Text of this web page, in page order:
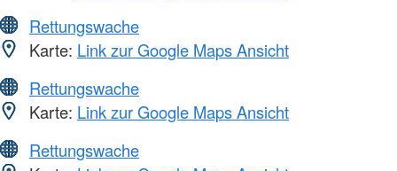
Rettungswache
Karte: Link zur Google Maps Ansicht
Rettungswache
Karte: Link zur Google Maps Ansicht
Rettungswache